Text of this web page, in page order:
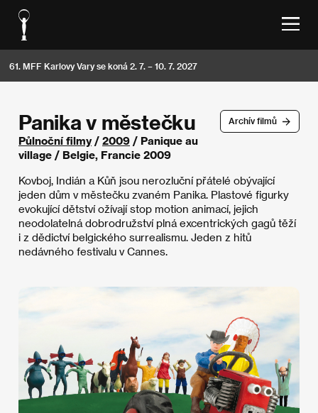
61. MFF Karlovy Vary se koná 2. 7. – 10. 7. 2027
Archív filmů
Panika v městečku
Půlnoční filmy/ 2009 / Panique au
village / Belgie, Francie 2009
Kovboj, Indián a Kůň jsou nerozluční přátelé obývající
jeden dům v městečku zvaném Panika. Plastové figurky
evokující dětství ožívají stop motion animací, jejich
neodolatelná dobrodružství plná excentrických gagů těží
i z dědictví belgického surrealismu. Jeden z hitů
nedávného festivalu v Cannes.